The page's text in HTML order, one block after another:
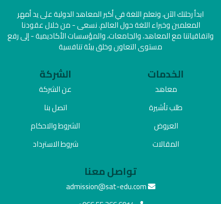
ابدأ رحلتك الآن، وتعلم اللغة في أكبر المعاهد الدولية على يد أمهر
المعلمين وخبراء اللغة حول العالم. نسعى - من خلال عقودنا
واتفاقياتنا مع المعاهد، والجامعات، والمؤسسات الأكاديمية - إلى رفع
مستوى التعاون وخلق بيئة تنافسية
الخدمات
معاهد
طلب تأشيرة
العروض
المقالات
الشركة
عن الشركة
اتصل بنا
الشروط والاحكام
شروط الاسترداد
تواصل معنا
admission@sat-edu.com